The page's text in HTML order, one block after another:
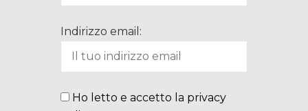
Indirizzo email:
Ho letto e accetto la privacy